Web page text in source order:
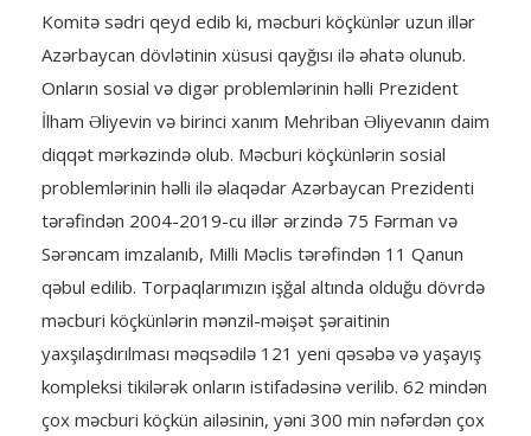
Komitə sədri qeyd edib ki, məcburi köçkünlər uzun illər
Azərbaycan dövlətinin xüsusi qayğısı ilə əhatə olunub.
Onların sosial və digər problemlərinin həlli Prezident
İlham Əliyevin və birinci xanım Mehriban Əliyevanın daim
diqqət mərkəzində olub. Məcburi köçkünlərin sosial
problemlərinin həlli ilə əlaqədar Azərbaycan Prezidenti
tərəfindən 2004-2019-cu illər ərzində 75 Fərman və
Sərəncam imzalanıb, Milli Məclis tərəfindən 11 Qanun
qəbul edilib. Torpaqlarımızın işğal altında olduğu dövrdə
məcburi köçkünlərin mənzil-məişət şəraitinin
yaxşılaşdırılması məqsədilə 121 yeni qəsəbə və yaşayış
kompleksi tikilərək onların istifadəsinə verilib. 62 mindən
çox məcburi köçkün ailəsinin, yəni 300 min nəfərdən çox